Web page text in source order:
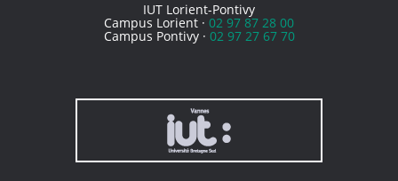
IUT Lorient-Pontivy
Campus Lorient · 02 97 87 28 00
Campus Pontivy · 02 97 27 67 70